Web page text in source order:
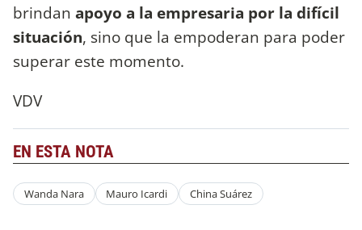
brindan apoyo a la empresaria por la difícil
situación, sino que la empoderan para poder
superar este momento.
VDV
EN ESTA NOTA
Wanda Nara Mauro Icardi China Suárez